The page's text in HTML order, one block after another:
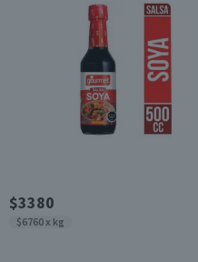
$3380
$6760 x kg